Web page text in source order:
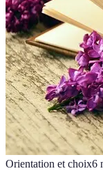
Orientation et choix6